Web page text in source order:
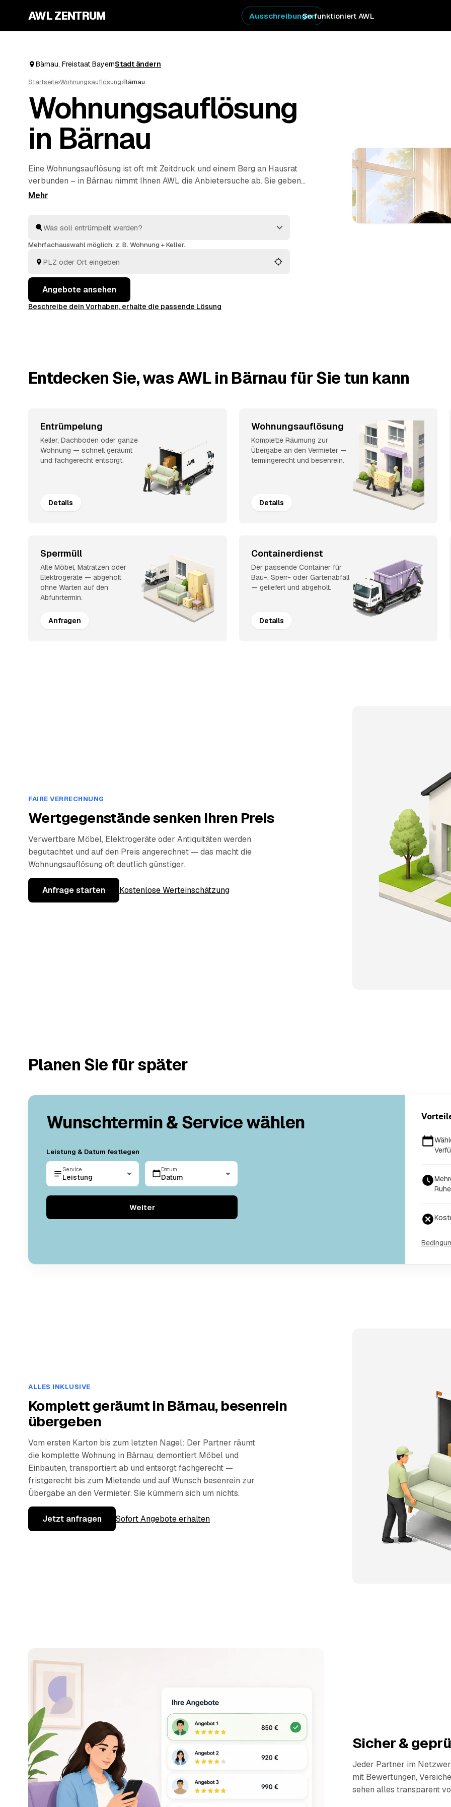
AWL ZENTRUM So funktioniert AWL
Ausschreibungen
Bärnau, Freistaat BayernStadt ändern
Startseite›Wohnungsauflösung›Bärnau
Wohnungsauflösung
in Bärnau
Eine Wohnungsauflösung ist oft mit Zeitdruck und einem Berg an Hausrat
verbunden – in Bärnau nimmt Ihnen AWL die Anbietersuche ab. Sie geben
den Umfang einmal an und bekommen die Festpreis-Angebote mehrerer
übergeben. Sie vergleichen in Ruhe und geben den Auftrag an den Anbieter
aus Bärnau oderTirschenreuthund Pleystein
Mehrfachauswahl möglich, z. B. Wohnung + Keller.
Angebote ansehen
Beschreibe dein Vorhaben, erhalte die passende Lösung
Entdecken Sie, was AWL in Bärnau für Sie tun kann
Entrümpelung
Keller, Dachboden oder ganze
Wohnung — schnell geräumt
und fachgerecht entsorgt.
Details
Wohnungsauflösung
Komplette Räumung zur
Übergabe an den Vermieter —
termingerecht und besenrein.
Details
Sperrmüll
Alte Möbel, Matratzen oder
Elektrogeräte — abgeholt
ohne Warten auf den
Abfuhrtermin.
Anfragen
Containerdienst
Der passende Container für
Bau-, Sperr- oder Gartenabfall
— geliefert und abgeholt.
Details
FAIRE VERRECHNUNG
Wertgegenstände senken Ihren Preis
Verwertbare Möbel, Elektrogeräte oder Antiquitäten werden
begutachtet und auf den Preis angerechnet — das macht die
Wohnungsauflösung oft deutlich günstiger.
Anfrage starten Kostenlose Werteinschätzung
Planen Sie für später
Wunschtermin & Service wählen
Leistung & Datum festlegen
Service
Leistung
Datum
Datum
Weiter
ALLES INKLUSIVE
Komplett geräumt in Bärnau, besenrein
übergeben
Vom ersten Karton bis zum letzten Nagel: Der Partner räumt
die komplette Wohnung in Bärnau, demontiert Möbel und
Einbauten, transportiert ab und entsorgt fachgerecht —
fristgerecht bis zum Mietende und auf Wunsch besenrein zur
Übergabe an den Vermieter. Sie kümmern sich um nichts.
Jetzt anfragen Sofort Angebote erhalten
Sicher &
Jeder Partner im
mit Bewertungen,
sehen alles transparent